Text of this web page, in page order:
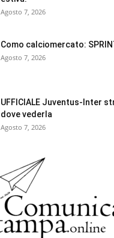
Agosto 7, 2026
Como calciomercato:
Agosto 7, 2026
UFFICIALE Juventus-Inter
dove vederla
Agosto 7, 2026